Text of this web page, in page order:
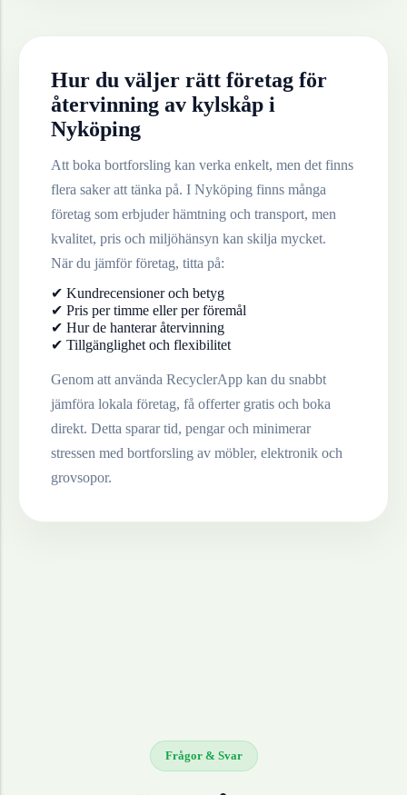
Hur du väljer rätt företag för
återvinning av kylskåp i
Nyköping
Att boka bortforsling kan verka enkelt, men det finns
flera saker att tänka på. I Nyköping finns många
företag som erbjuder hämtning och transport, men
kvalitet, pris och miljöhänsyn kan skilja mycket.
När du jämför företag, titta på:
✔ Kundrecensioner och betyg
✔ Pris per timme eller per föremål
✔ Hur de hanterar återvinning
✔ Tillgänglighet och flexibilitet
Genom att använda RecyclerApp kan du snabbt
jämföra lokala företag, få offerter gratis och boka
direkt. Detta sparar tid, pengar och minimerar
stressen med bortforsling av möbler, elektronik och
grovsopor.
Frågor & Svar